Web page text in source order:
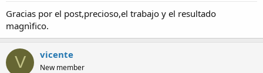
Gracias por el post,precioso,el trabajo y el resultado
magnìfico.
V vicente
New member